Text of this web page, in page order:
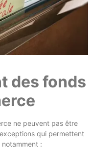
des fonds
ne peuvent pas être
qui permettent
: